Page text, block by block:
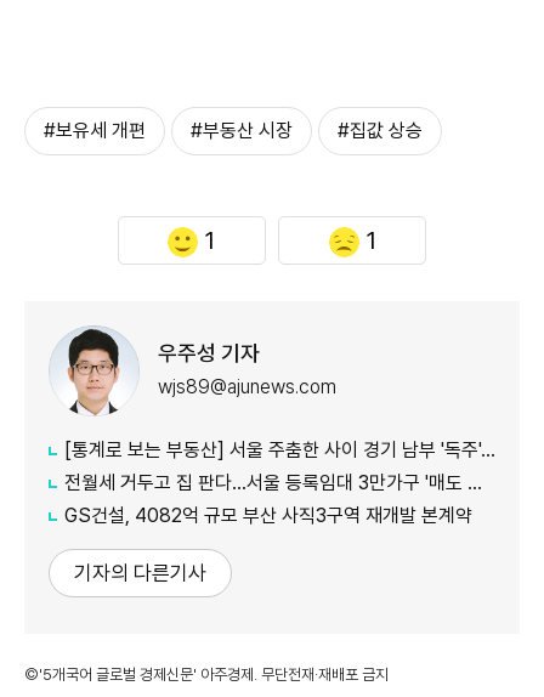
#보유세 개편 #부동산 시장 #집값 상승
1 1
우주성 기자
wjs89@ajunews.com
[통계로 보는 부동산] 서울 주춤한 사이 경기 남부 '독주'…세제 개편에 실수요 이동 빨라지나
전월세 거두고 집 판다…서울 등록임대 3만가구 '매도 기로'
GS건설, 4082억 규모 부산 사직3구역 재개발 본계약
기자의 다른기사
©'5개국어 글로벌 경제신문' 아주경제. 무단전재·재배포 금지